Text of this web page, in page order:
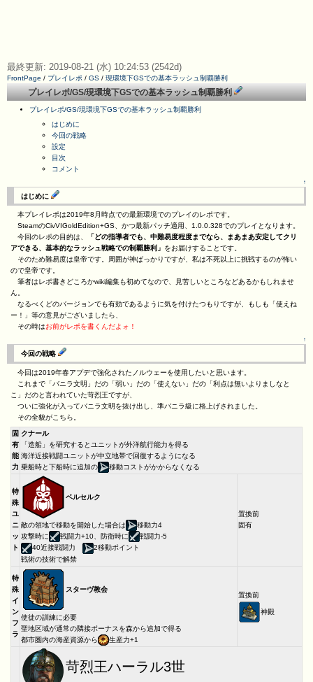
最終更新: 2019-08-21 (水) 10:24:53 (2542d)
FrontPage / プレイレポ / GS / 現環境下GSでの基本ラッシュ制覇勝利
プレイレポ/GS/現環境下GSでの基本ラッシュ制覇勝利
プレイレポ/GS/現環境下GSでの基本ラッシュ制覇勝利
はじめに
今回の戦略
設定
目次
コメント
↑
はじめに
本プレイレポは2019年8月時点での最新環境でのプレイのレポです。
SteamのCivVIGoldEdition+GS、かつ最新パッチ適用、1.0.0.328でのプレイとなります。
今回のレポの目的は、
「どの指導者でも、中難易度程度までなら、まあまあ安定してクリ
アできる、基本的なラッシュ戦略での制覇勝利」 をお届けすることです。
そのため難易度は皇帝です。周囲が神ばっかりですが、私は不死以上に挑戦するのが怖い
ので皇帝です。
筆者はレポ書きどころかwiki編集も初めてなので、見苦しいところなどあるかもしれませ
ん。
なるべくどのバージョンでも有効であるように気を付けたつもりですが、もしも「使えね
ー！」等の意見がございましたら、
その時はお前がレポを書くんだよォ！
↑
今回の戦略
今回は2019年春アプデで強化されたノルウェーを使用したいと思います。
これまで「バニラ文明」だの「弱い」だの「使えない」だの「利点は無いよりましなと
こ」だのと言われていた苛烈王ですが、
ついに強化が入ってバニラ文明を抜け出し、準バニラ級に格上げされました。
その全貌がこちら。
固
有
能
力
クナール
「造船」を研究するとユニットが外洋航行能力を得る
海洋近接戦闘ユニットが中立地帯で回復するようになる
乗船時と下船時に追加の
移動コストがかからなくなる
特
殊
ユ
ニ
ッ
ト
ベルセルク
敵の領地で移動を開始した場合は
移動力4
攻撃時に
戦闘力+10、防衛時に
戦闘力-5
40近接戦闘力
2移動ポイント
戦術の技術で解禁
置換前
固有
特
殊
イ
ン
フ
ラ
スターヴ教会
使徒の訓練に必要
聖地区域が通常の隣接ボーナスを森から追加で得る
都市圏内の海産資源から
生産力+1
置換前
神殿
苛烈王ハーラル3世